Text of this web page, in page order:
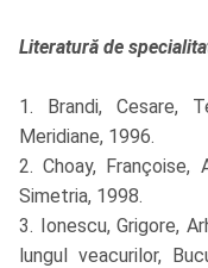
Literatură de
1. Brandi, Cesare,
Meridiane, 1996.
2. Choay, Françoise,
Simetria, 1998.
3. Ionescu, Grigore,
lungul veacurilor,